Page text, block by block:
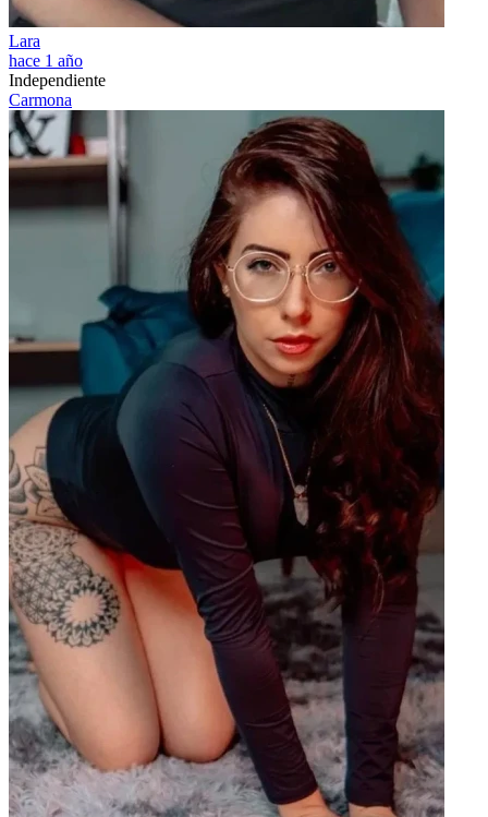
Lara
hace 1 año
Independiente
Carmona